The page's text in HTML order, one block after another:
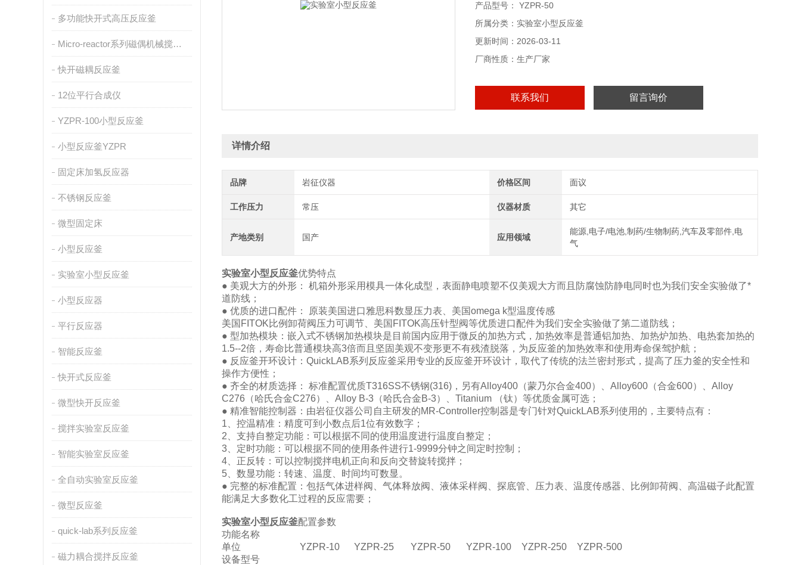
多功能快开式高压反应釜
Micro-reactor系列磁偶机械搅拌反应釜
快开磁耦反应釜
12位平行合成仪
YZPR-100小型反应釜
小型反应釜YZPR
固定床加氢反应器
不锈钢反应釜
微型固定床
小型反应釜
实验室小型反应釜
小型反应器
平行反应器
智能反应釜
快开式反应釜
微型快开反应釜
搅拌实验室反应釜
智能实验室反应釜
全自动实验室反应釜
微型反应釜
quick-lab系列反应釜
磁力耦合搅拌反应釜
产品型号： YZPR-50
所属分类：实验室小型反应釜
更新时间：2026-03-11
厂商性质：生产厂家
联系我们 留言询价
详情介绍
品牌 岩征仪器 价格区间 面议
工作压力 常压 仪器材质 其它
产地类别 国产 应用领域
能源,电子/电池,制药/生物制药,汽车及零部件,电
气
实验室小型反应釜优势特点
● 美观大方的外形： 机箱外形采用模具一体化成型，表面静电喷塑不仅美观大方而且防腐蚀防静电同时也为我们安全实验做了*
道防线；
● 优质的进口配件： 原装美国进口雅思科数显压力表、美国omega k型温度传感
美国FITOK比例卸荷阀压力可调节、美国FITOK高压针型阀等优质进口配件为我们安全实验做了第二道防线；
● 型加热模块：嵌入式不锈钢加热模块是目前国内应用于微反的加热方式，加热效率是普通铝加热、加热炉加热、电热套加热的
1.5--2倍，寿命比普通模块高3倍而且坚固美观不变形更不有残渣脱落，为反应釜的加热效率和使用寿命保驾护航；
● 反应釜开环设计：QuickLAB系列反应釜采用专业的反应釜开环设计，取代了传统的法兰密封形式，提高了压力釜的安全性和
操作方便性；
● 齐全的材质选择： 标准配置优质T316SS不锈钢(316)，另有Alloy400（蒙乃尔合金400）、Alloy600（合金600）、Alloy
C276（哈氏合金C276）、Alloy B-3（哈氏合金B-3）、Titanium （钛）等优质金属可选；
● 精准智能控制器：由岩征仪器公司自主研发的MR-Controller控制器是专门针对QuickLAB系列使用的，主要特点有：
1、控温精准：精度可到小数点后1位有效数字；
2、支持自整定功能：可以根据不同的使用温度进行温度自整定；
3、定时功能：可以根据不同的使用条件进行1-9999分钟之间定时控制；
4、正反转：可以控制搅拌电机正向和反向交替旋转搅拌；
5、数显功能：转速、温度、时间均可数显。
● 完整的标准配置：包括气体进样阀、气体释放阀、液体采样阀、探底管、压力表、温度传感器、比例卸荷阀、高温磁子此配置
能满足大多数化工过程的反应需要；
实验室小型反应釜配置参数
功能名称
单位
设备型号
YZPR-10 YZPR-25 YZPR-50 YZPR-100 YZPR-250 YZPR-500